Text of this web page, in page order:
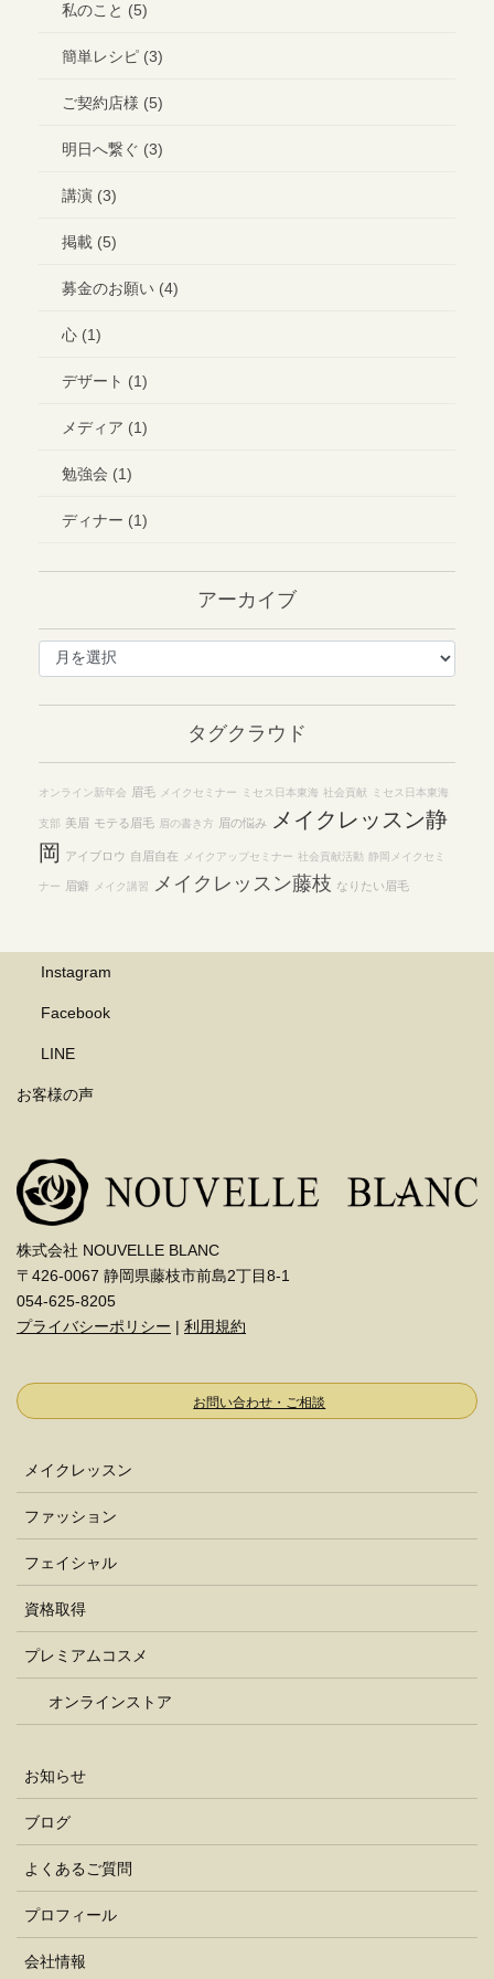
私のこと (5)
簡単レシピ (3)
ご契約店様 (5)
明日へ繋ぐ (3)
講演 (3)
掲載 (5)
募金のお願い (4)
心 (1)
デザート (1)
メディア (1)
勉強会 (1)
ディナー (1)
アーカイブ
ア
イ
タグクラウド
オンライン新年会 眉毛 メイクセミナー ミセス日本東海 社会貢献 ミセス日本東海
支部 美眉 モテる眉毛 眉の書き方 眉の悩み
メイクレッスン静
岡
アイブロウ 自眉自在 メイクアップセミナー 社会貢献活動 静岡メイクセミ
ナー 眉癖 メイク講習 メイクレッスン藤枝 なりたい眉毛
Instagram
Facebook
LINE
お客様の声
株式会社 NOUVELLE BLANC
〒426-0067 静岡県藤枝市前島2丁目8-1
054-625-8205
プライバシーポリシー | 利用規約
お問い合わせ・ご相談
メイクレッスン
ファッション
フェイシャル
資格取得
プレミアムコスメ
オンラインストア
お知らせ
ブログ
よくあるご質問
プロフィール
会社情報